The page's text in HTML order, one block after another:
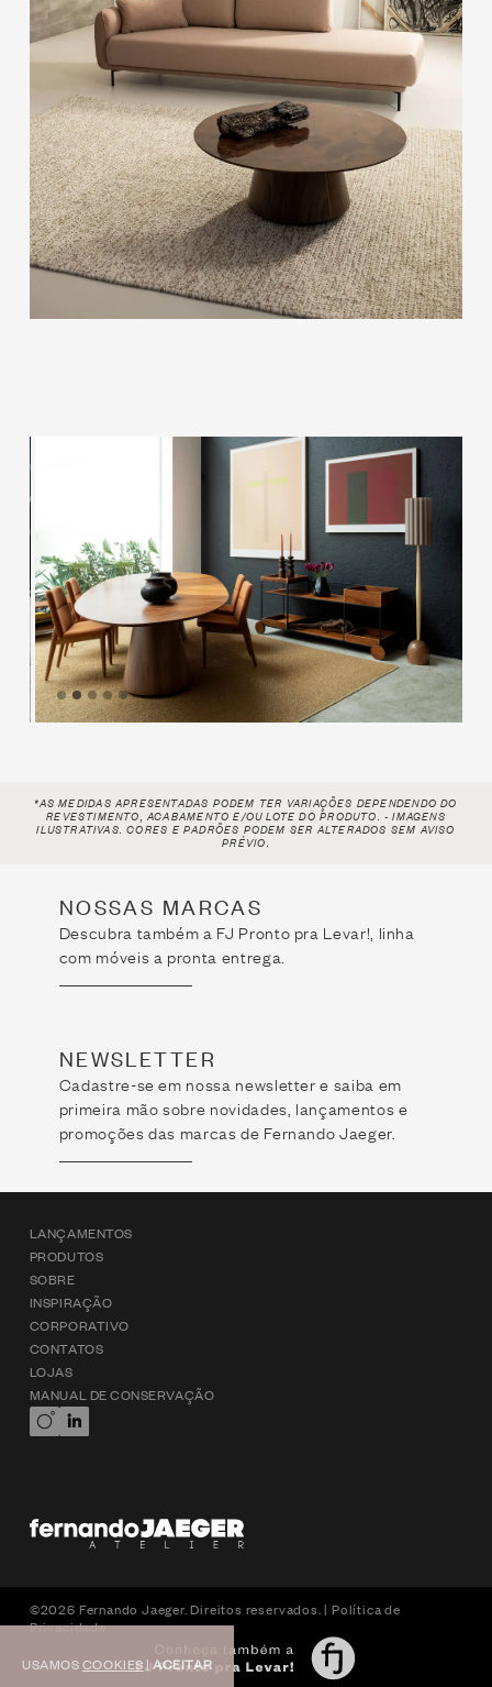
*AS MEDIDAS APRESENTADAS PODEM TER VARIAÇÕES DEPENDENDO DO
REVESTIMENTO, ACABAMENTO E/OU LOTEDO PRODUTO. - IMAGENS
ILUSTRATIVAS. CORES E PADRÕES PODEM SER ALTERADOS SEM AVISO
PRÉVIO.
NOSSAS MARCAS
Descubra também a FJ Pronto pra Levar!, linha
com móveis a pronta entrega.
NEWSLETTER
Cadastre-se em nossa newsletter e saiba em
primeira mão sobre novidades, lançamentos e
promoções das marcas de Fernando Jaeger.
LANÇAMENTOS
PRODUTOS
SOBRE
INSPIRAÇÃO
CORPORATIVO
CONTATOS
LOJAS
MANUAL DE CONSERVAÇÃO
©2026 Fernando Jaeger. Direitos reservados. | Política de
Privacidade
USAMOSCOOKIES|ACEITAR